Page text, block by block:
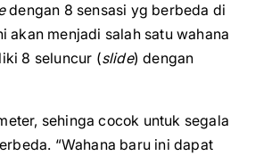
dengan 8 sensasi yg berbeda di
akan menjadi salah satu wahana
8 seluncur (slide) dengan
sehinga cocok untuk segala
“Wahana baru ini dapat